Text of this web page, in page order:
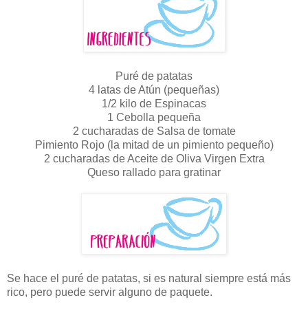
Puré de patatas
4 latas de Atún (pequeñas)
1/2 kilo de Espinacas
1 Cebolla pequeña
2 cucharadas de Salsa de tomate
Pimiento Rojo (la mitad de un pimiento pequeño)
2 cucharadas de Aceite de Oliva Virgen Extra
Queso rallado para gratinar
Se hace el puré de patatas, si es natural siempre está más
rico, pero puede servir alguno de paquete.